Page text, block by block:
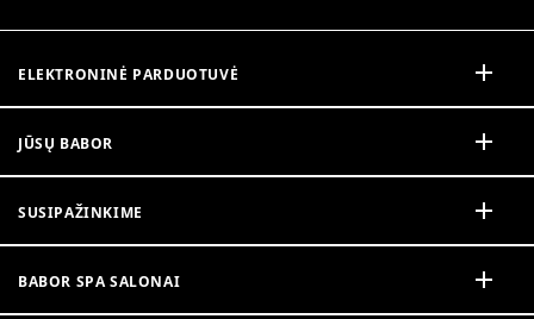
ELEKTRONINĖ PARDUOTUVĖ
JŪSŲ BABOR
SUSIPAŽINKIME
BABOR SPA SALONAI